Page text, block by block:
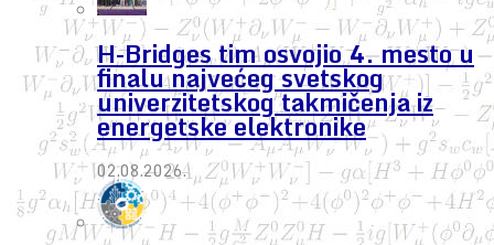
H-Bridges tim osvojio 4. mesto u
finalu najvećeg svetskog
univerzitetskog takmičenja iz
energetske elektronike
02.08.2026.